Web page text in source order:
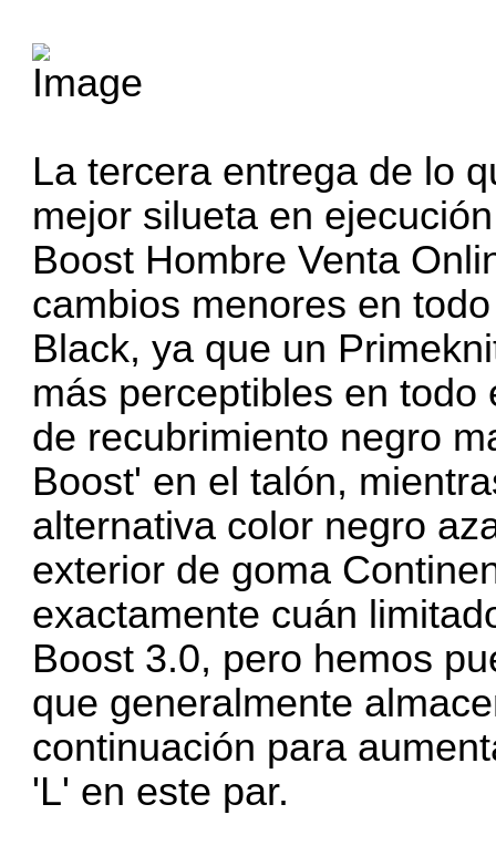
La tercera entrega de lo
mejor silueta en
Boost Hombre Venta
cambios menores en
Black, ya que un
más perceptibles en
de recubrimiento negro
Boost' en el talón,
alternativa color negro
exterior de goma
exactamente cuán
Boost 3.0, pero hemos
que generalmente
continuación para
'L' en este par.